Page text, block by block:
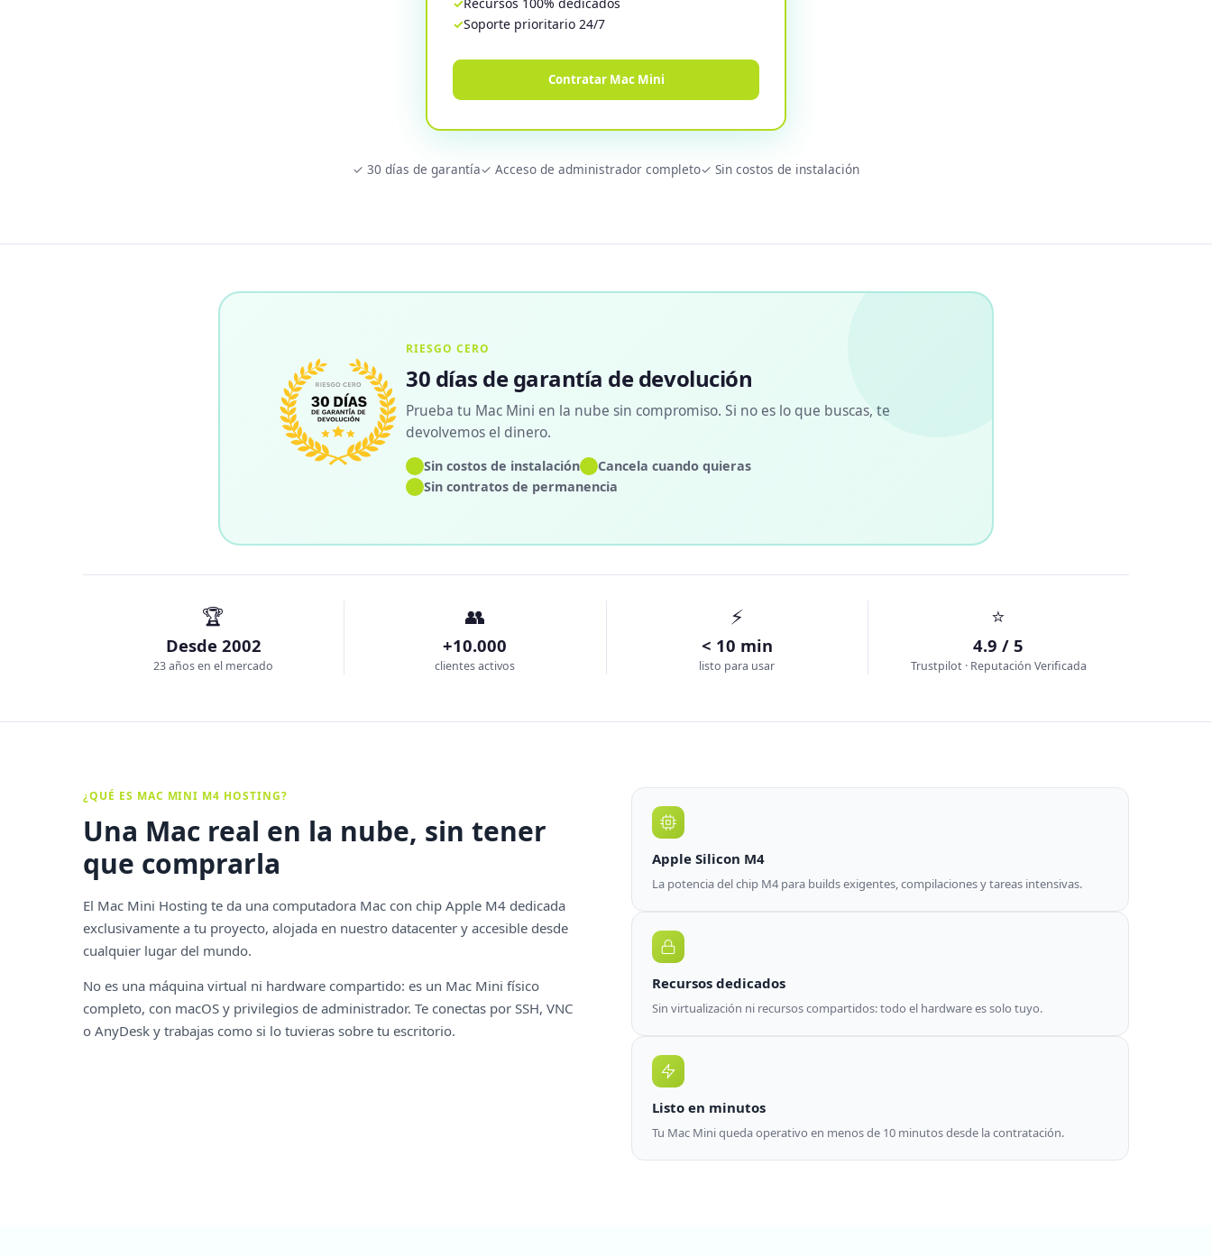
Soporte prioritario 24/7
Contratar Mac Mini
✓ 30 días de garantía✓ Acceso de administrador completo✓ Sin costos de instalación
RIESGO CERO
30 días de garantía de devolución
Prueba tu Mac Mini en la nube sin compromiso. Si no es lo que buscas, te
devolvemos el dinero.
✓Sin costos de instalación✓ Cancela cuando quieras
✓Sin contratos de permanencia
🏆
Desde 2002
23 años en el mercado
👥
+10.000
clientes activos
⚡
< 10 min
listo para usar
⭐
4.9 / 5
Trustpilot · Reputación Verificada
¿QUÉ ES MAC MINI M4 HOSTING?
Una Mac real en la nube, sin tener
que comprarla
El Mac Mini Hosting te da una computadora Mac con chip Apple M4 dedicada
exclusivamente a tu proyecto, alojada en nuestro datacenter y accesible desde
cualquier lugar del mundo.
No es una máquina virtual ni hardware compartido: es un Mac Mini físico
completo, con macOS y privilegios de administrador. Te conectas por SSH, VNC
o AnyDesk y trabajas como si lo tuvieras sobre tu escritorio.
Apple Silicon M4
La potencia del chip M4 para builds exigentes, compilaciones y tareas intensivas.
Recursos dedicados
Sin virtualización ni recursos compartidos: todo el hardware es solo tuyo.
Listo en minutos
Tu Mac Mini queda operativo en menos de 10 minutos desde la contratación.